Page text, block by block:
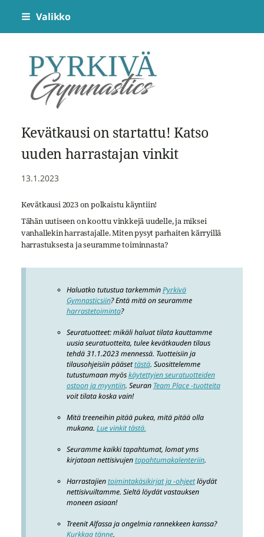
Siirry
sivun
sisältöön
Valikko
Pyrkivä Gymnastics
Kevätkausi on startattu! Katso
uuden harrastajan vinkit
13.1.2023
Kevätkausi 2023 on polkaistu käyntiin!
Tähän uutiseen on koottu vinkkejä uudelle, ja miksei
vanhallekin harrastajalle. Miten pysyt parhaiten kärryillä
harrastuksesta ja seuramme toiminnasta?
Haluatko tutustua tarkemminPyrkivä
Gymnasticsiin? Entä mitä on seuramme
harrastetoiminta?
Seuratuotteet: mikäli haluat tilata kauttamme
uusia seuratuotteita, tulee kevätkauden tilaus
tehdä 31.1.2023 mennessä. Tuotteisiin ja
tilausohjeisiin pääsettästä. Suosittelemme
tutustumaan myöskäytettyjen seuratuotteiden
ostoon ja myyntiin. Seuran Team Place -tuotteita
voit tilata koska vain!
Mitä treeneihin pitää pukea, mitä pitää olla
mukana. Lue vinkit tästä.
Seuramme kaikki tapahtumat, lomat yms
kirjataan nettisivujentapahtumakalenteriin.
Harrastajientoimintakäsikirjat ja -ohjeetlöydät
nettisivuiltamme. Sieltä löydät vastauksen
moneen asiaan!
Treenit Alfassa ja ongelmia rannekkeen kanssa?
Kurkkaa tänne.